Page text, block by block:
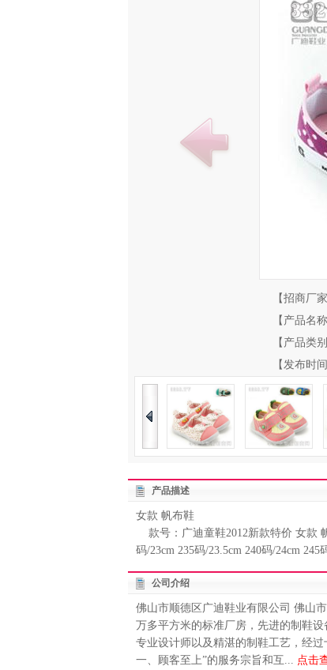
【招商厂
【产品名
【产品类
【发布时
产品描述
女款 帆布鞋
款号：广迪童鞋2012新款特价 女款
码/23cm 235码/23.5cm 240码/24cm 245
公司介绍
佛山市顺德区广迪鞋业有限公司 佛山
万多平方米的标准厂房，先进的制鞋
专业设计师以及精湛的制鞋工艺，经
一、顾客至上”的服务宗旨和互... 点击